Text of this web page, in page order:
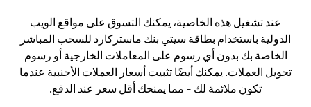
عند تشغيل هذه الخاصية، يمكنك التسوق على مواقع الويب
الدولية باستخدام بطاقة سيتي بنك ماستركارد للسحب المباشر
الخاصة بك بدون أي رسوم على المعاملات الخارجية أو رسوم
تحويل العملات. يمكنك أيضًا تثبيت أسعار العملات الأجنبية عندما
تكون ملائمة لك - مما يمنحك أقل سعر عند الدفع.